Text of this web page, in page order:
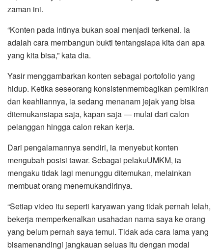
zaman ini.
“Konten pada intinya bukan soal menjadi terkenal. Ia
adalah cara membangun bukti tentangsiapa kita dan apa
yang kita bisa,” kata dia.
Yasir menggambarkan konten sebagai portofolio yang
hidup. Ketika seseorang konsistenmembagikan pemikiran
dan keahliannya, ia sedang menanam jejak yang bisa
ditemukansiapa saja, kapan saja — mulai dari calon
pelanggan hingga calon rekan kerja.
Dari pengalamannya sendiri, ia menyebut konten
mengubah posisi tawar. Sebagai pelakuUMKM, ia
mengaku tidak lagi menunggu ditemukan, melainkan
membuat orang menemukandirinya.
“Setiap video itu seperti karyawan yang tidak pernah lelah,
bekerja memperkenalkan usahadan nama saya ke orang
yang belum pernah saya temui. Tidak ada cara lama yang
bisamenandingi jangkauan seluas itu dengan modal